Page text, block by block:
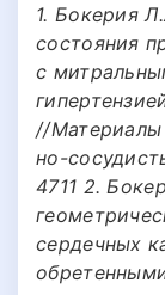
1. Бокерия
состояния
с
//Материалы
но-
4711 2.
сердечных